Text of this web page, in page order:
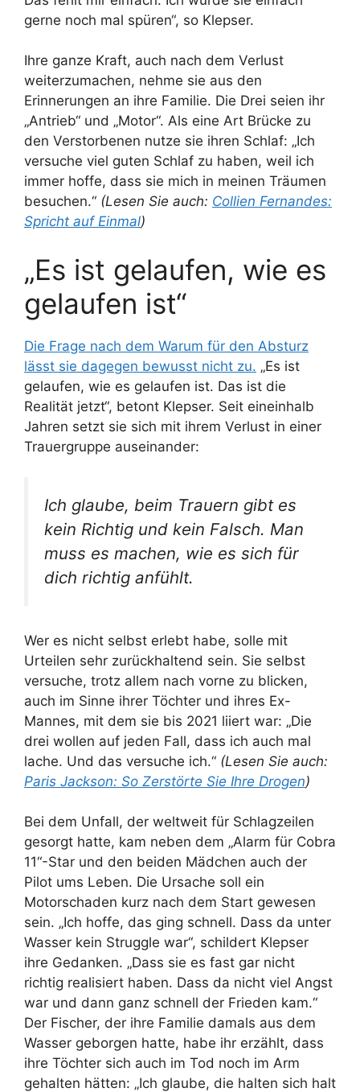
gerne noch mal spüren“, so Klepser.
Ihre ganze Kraft, auch nach dem Verlust
weiterzumachen, nehme sie aus den
Erinnerungen an ihre Familie. Die Drei seien ihr
„Antrieb“ und „Motor“. Als eine Art Brücke zu
den Verstorbenen nutze sie ihren Schlaf: „Ich
versuche viel guten Schlaf zu haben, weil ich
immer hoffe, dass sie mich in meinen Träumen
besuchen.“ (Lesen Sie auch: Collien Fernandes:
Spricht auf Einmal)
„Es ist gelaufen, wie es
gelaufen ist“
Die Frage nach dem Warum für den Absturz
lässt sie dagegen bewusst nicht zu. „Es ist
gelaufen, wie es gelaufen ist. Das ist die
Realität jetzt“, betont Klepser. Seit eineinhalb
Jahren setzt sie sich mit ihrem Verlust in einer
Trauergruppe auseinander:
Ich glaube, beim Trauern gibt es
kein Richtig und kein Falsch. Man
muss es machen, wie es sich für
dich richtig anfühlt.
Wer es nicht selbst erlebt habe, solle mit
Urteilen sehr zurückhaltend sein. Sie selbst
versuche, trotz allem nach vorne zu blicken,
auch im Sinne ihrer Töchter und ihres Ex-
Mannes, mit dem sie bis 2021 liiert war: „Die
drei wollen auf jeden Fall, dass ich auch mal
lache. Und das versuche ich.“ (Lesen Sie auch:
Paris Jackson: So Zerstörte Sie Ihre Drogen)
Bei dem Unfall, der weltweit für Schlagzeilen
gesorgt hatte, kam neben dem „Alarm für Cobra
11“-Star und den beiden Mädchen auch der
Pilot ums Leben. Die Ursache soll ein
Motorschaden kurz nach dem Start gewesen
sein. „Ich hoffe, das ging schnell. Dass da unter
Wasser kein Struggle war“, schildert Klepser
ihre Gedanken. „Dass sie es fast gar nicht
richtig realisiert haben. Dass da nicht viel Angst
war und dann ganz schnell der Frieden kam.“
Der Fischer, der ihre Familie damals aus dem
Wasser geborgen hatte, habe ihr erzählt, dass
ihre Töchter sich auch im Tod noch im Arm
gehalten hätten: „Ich glaube, die halten sich halt